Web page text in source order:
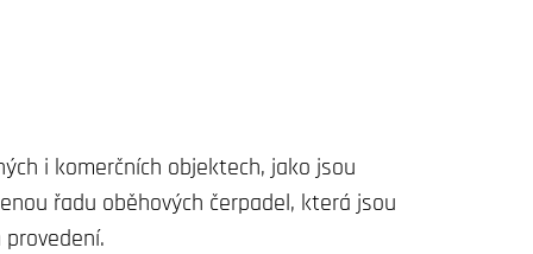
i komerčních objektech, jako jsou
řadu oběhových čerpadel, která jsou